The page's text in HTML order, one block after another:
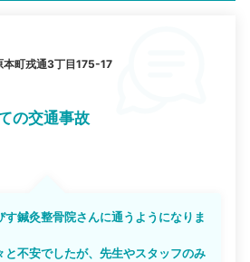
本町戎通3丁目175-17
の交通事故
鍼灸整骨院さんに通うようになりま
と不安でしたが、先生やスタッフのみ